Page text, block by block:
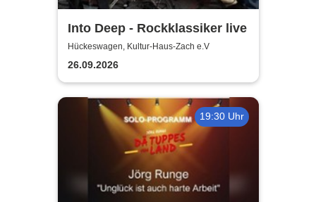
Into Deep - Rockklassiker live
Hückeswagen, Kultur-Haus-Zach e.V
26.09.2026
19:30 Uhr